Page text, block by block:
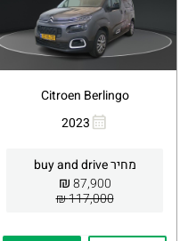
Citroen Berlingo
2023
מחיר buy and drive
87,900
₪
117,000 ₪
Whatsapp